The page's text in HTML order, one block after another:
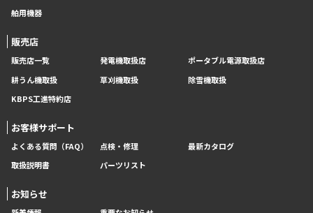
舶用機器
販売店
販売店一覧 発電機取扱店
ポータブル電源取扱店
耕うん機取扱
草刈機取扱
除雪機取扱
KBPS工進特約店
お客様サポート
よくある質問（FAQ） 点検・修理
最新カタログ
取扱説明書
パーツリスト
お知らせ